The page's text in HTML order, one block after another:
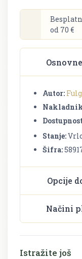
od 70 €
Autor:
Stanje:
Šifra:
Opcije
Načini
Istražite još